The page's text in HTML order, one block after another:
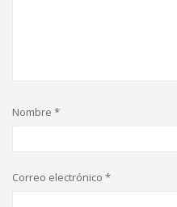
Nombre *
Correo electrónico *